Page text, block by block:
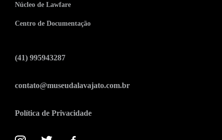
Núcleo de Lawfare
Centro de Documentação
(41) 995943287
contato@museudalavajato.com.br
Política de Privacidade